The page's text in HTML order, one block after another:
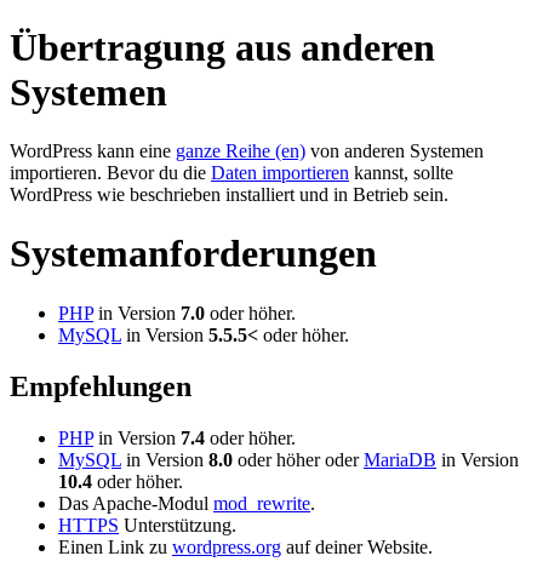
Übertragung aus anderen
Systemen
WordPress kann eine ganze Reihe (en) von anderen Systemen
importieren. Bevor du die Daten importieren kannst, sollte
WordPress wie beschrieben installiert und in Betrieb sein.
Systemanforderungen
PHPin Version 7.0 oder höher.
MySQL in Version 5.5.5< oder höher.
Empfehlungen
PHPin Version 7.4 oder höher.
MySQL in Version 8.0 oder höher oderMariaDB in Version
10.4 oder höher.
Das Apache-Modul mod_rewrite.
HTTPS Unterstützung.
Einen Link zu wordpress.org auf deiner Website.